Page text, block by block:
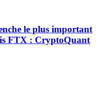
le plus important
FTX : CryptoQuant